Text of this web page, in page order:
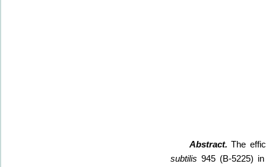
Abstract. The
subtilis 945 (B-5225)